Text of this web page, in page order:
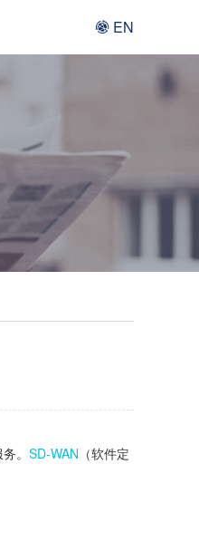
EN
。 SD-WAN （软件定